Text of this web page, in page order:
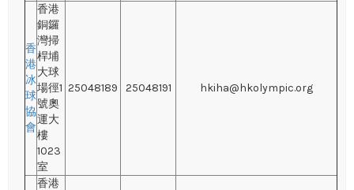
香
港
冰
球
協
會
香港
銅鑼
灣掃
桿埔
大球
場徑1
號奧
運大
樓
1023
室
25048189 25048191 hkiha@hkolympic.org
香港